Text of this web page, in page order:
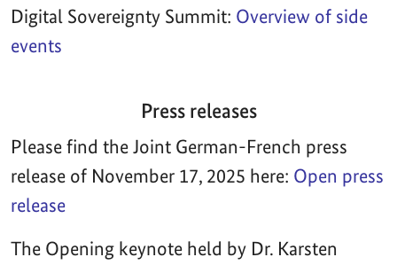
Digital Sovereignty Summit: Overview of side
events
Press releases
Please find the Joint German-French press
release of November 17, 2025 here: Open press
release
The Opening keynote held by Dr. Karsten